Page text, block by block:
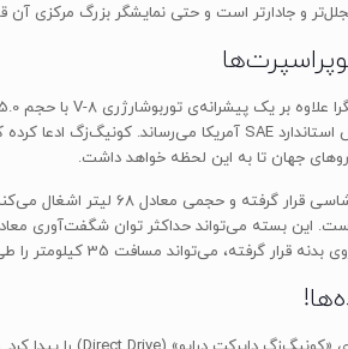
جهان تا به این لحظه خواهد داشت.